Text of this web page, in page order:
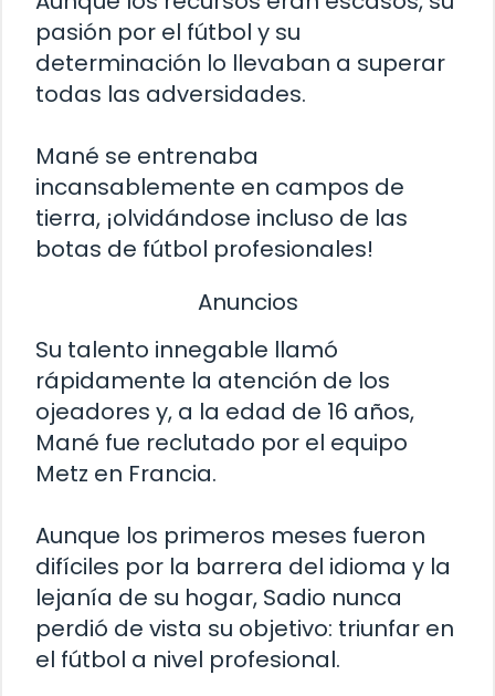
pasión por el fútbol y su
determinación lo llevaban a superar
todas las adversidades.
Mané se entrenaba
incansablemente en campos de
tierra, ¡olvidándose incluso de las
botas de fútbol profesionales!
Anuncios
Su talento innegable llamó
rápidamente la atención de los
ojeadores y, a la edad de 16 años,
Mané fue reclutado por el equipo
Metz en Francia.
Aunque los primeros meses fueron
difíciles por la barrera del idioma y la
lejanía de su hogar, Sadio nunca
perdió de vista su objetivo: triunfar en
el fútbol a nivel profesional.